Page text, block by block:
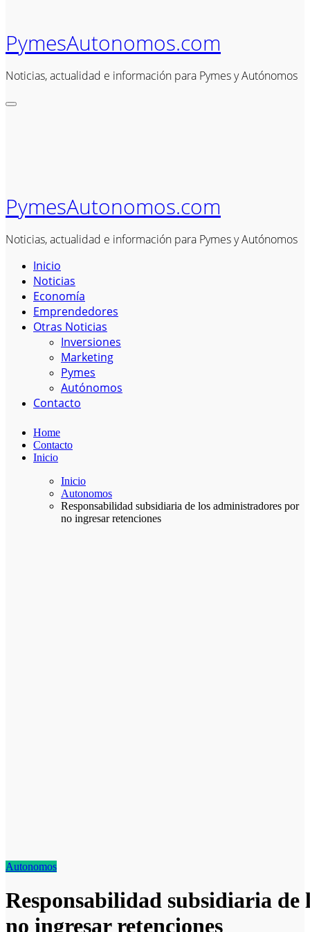
PymesAutonomos.com
Noticias, actualidad e información para Pymes y Autónomos
PymesAutonomos.com
Noticias, actualidad e información para Pymes y Autónomos
Inicio
Noticias
Economía
Emprendedores
Otras Noticias
Inversiones
Marketing
Pymes
Autónomos
Contacto
Home
Contacto
Inicio
Inicio
Autonomos
Responsabilidad subsidiaria de los administradores por
no ingresar retenciones
Autonomos
Responsabilidad subsidiaria
no ingresar retenciones